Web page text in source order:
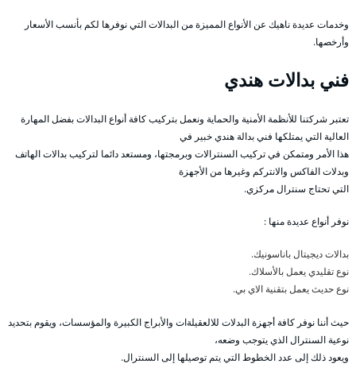
وخدمات عديدة ناهيك عن الأنواع المميزة من البدالات التي نوفرها لكم بأنسب الأسعار
وأرخصها.
فني بدالات هندي
تعتبر شركتنا للأنظمة الأمنية والحماية ونعمل بتركيب كافة أنواع البدالات بفضل المهارة
العالية التي يمتلكها فني بدالة هندي خبير في
هذا الأمر ومتمكن في تركيب السنترالات وبرمجتها، ومستعد دائما لتركيب بدالات الهاتف
وبدلات الفاكس والانتركم وغيرها من الأجهزة
التي تحتاج سنترال مركزي.
نوفر أنواع عديدة منها :
بدالات ديجيتال باناسونيك.
نوع تقليدي يعمل بالأسلاك.
نوع حديث يعمل بتقنية الاي بي.
حيث أننا نوفر كافة أجهزة البدلات للالعقيلةات والأبراج الكبيرة والمؤسسات، ويقوم بتحديد
نوعية السنترال الذي يتوجب وضعه،
ويعود ذلك إلى عدد الخطوط التي يتم توصيلها إلى السنترال.